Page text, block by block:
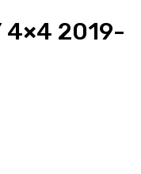
4×4 2019-